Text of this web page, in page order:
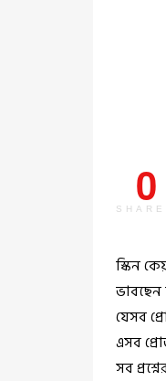
0
স্কিন
ভাবছেন
যেসব
এসব
সব